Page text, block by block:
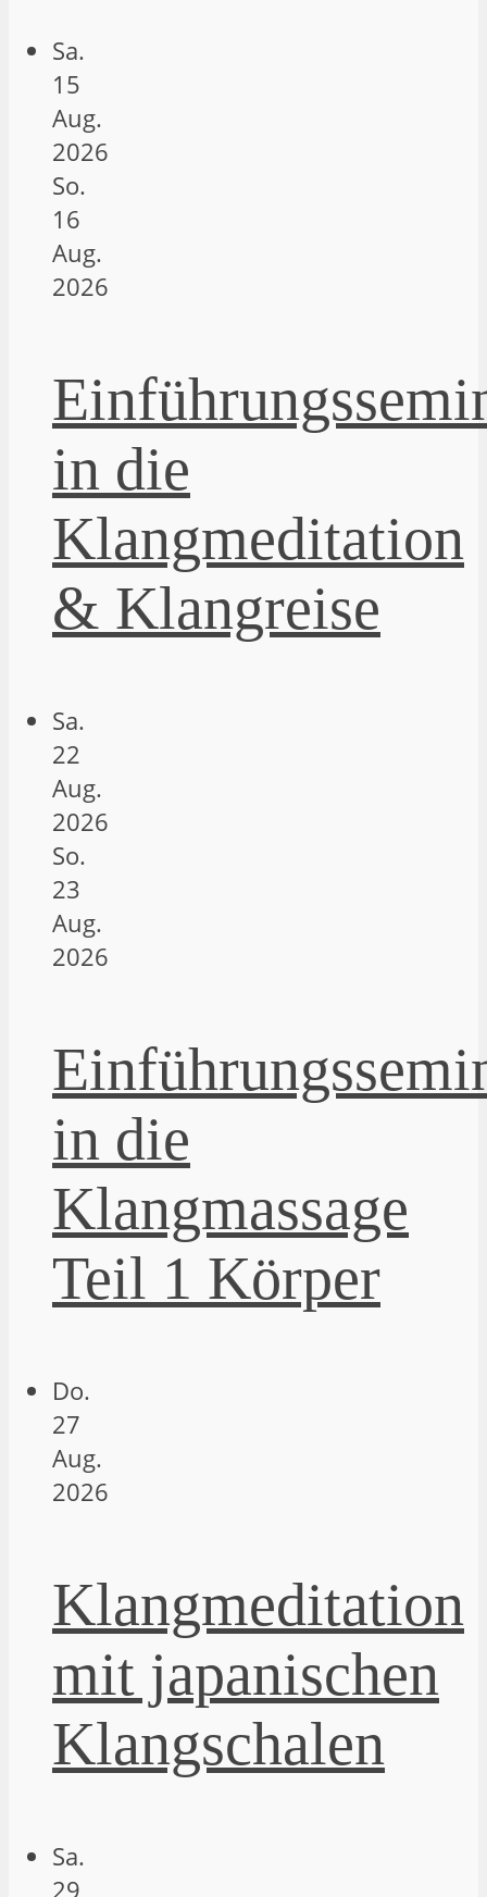
Sa.
15
Aug.
2026
So.
16
Aug.
2026
in die
Klangmeditation
& Klangreise
Sa.
22
Aug.
2026
So.
23
Aug.
2026
in die
Klangmassage
Teil 1 Körper
Do.
27
Aug.
2026
Klangmeditation
mit japanischen
Klangschalen
Sa.
29